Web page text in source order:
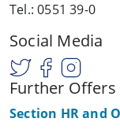
Tel.: 0551 39-0
Social Media
Further Offers
Section HR and